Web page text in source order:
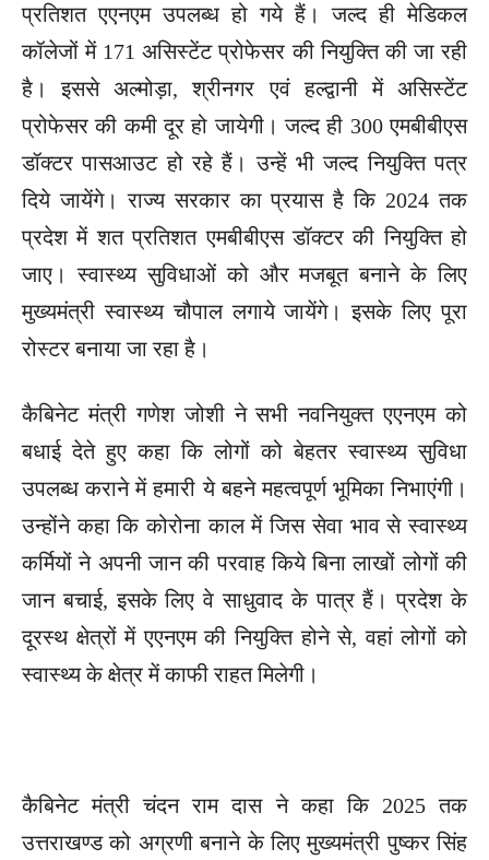
प्रतिशत एएनएम उपलब्ध हो गये हैं। जल्द ही मेडिकल
कॉलेजों में 171 असिस्टेंट प्रोफेसर की नियुक्ति की जा रही
है। इससे अल्मोड़ा, श्रीनगर एवं हल्द्वानी में असिस्टेंट
प्रोफेसर की कमी दूर हो जायेगी। जल्द ही 300 एमबीबीएस
डॉक्टर पासआउट हो रहे हैं। उन्हें भी जल्द नियुक्ति पत्र
दिये जायेंगे। राज्य सरकार का प्रयास है कि 2024 तक
प्रदेश में शत प्रतिशत एमबीबीएस डॉक्टर की नियुक्ति हो
जाए। स्वास्थ्य सुविधाओं को और मजबूत बनाने के लिए
मुख्यमंत्री स्वास्थ्य चौपाल लगाये जायेंगे। इसके लिए पूरा
रोस्टर बनाया जा रहा है।
कैबिनेट मंत्री गणेश जोशी ने सभी नवनियुक्त एएनएम को
बधाई देते हुए कहा कि लोगों को बेहतर स्वास्थ्य सुविधा
उपलब्ध कराने में हमारी ये बहने महत्वपूर्ण भूमिका निभाएंगी।
उन्होंने कहा कि कोरोना काल में जिस सेवा भाव से स्वास्थ्य
कर्मियों ने अपनी जान की परवाह किये बिना लाखों लोगों की
जान बचाई, इसके लिए वे साधुवाद के पात्र हैं। प्रदेश के
दूरस्थ क्षेत्रों में एएनएम की नियुक्ति होने से, वहां लोगों को
स्वास्थ्य के क्षेत्र में काफी राहत मिलेगी।
कैबिनेट मंत्री चंदन राम दास ने कहा कि 2025 तक
उत्तराखण्ड को अग्रणी बनाने के लिए मुख्यमंत्री पुष्कर सिंह